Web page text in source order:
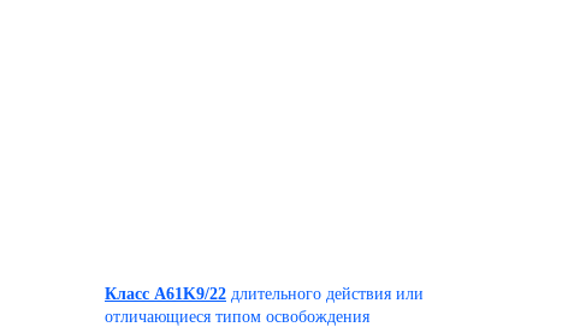
Класс A61K9/22 длительного действия или
отличающиеся типом освобождения